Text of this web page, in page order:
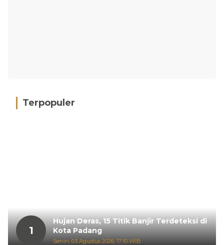
Terpopuler
1
Hujan Deras, 15 Titik Banjir Terdeteksi di
Kota Padang
Senin, 03 Agustus 2026, 17:10 WIB